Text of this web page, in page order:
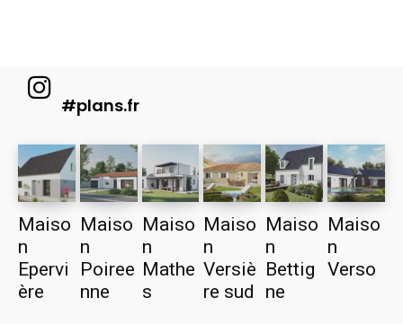
#plans.fr
Maiso
n
Epervi
ère
Maiso
n
Poiree
nne
Maiso
n
Mathe
s
Maiso
n
Versiè
re sud
Maiso
n
Bettig
ne
Maiso
n
Verso